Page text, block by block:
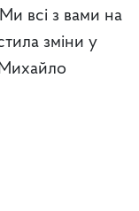
всі з вами на
зміни у